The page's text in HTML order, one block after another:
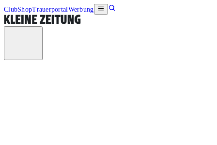
ClubShopTrauerportalWerbung